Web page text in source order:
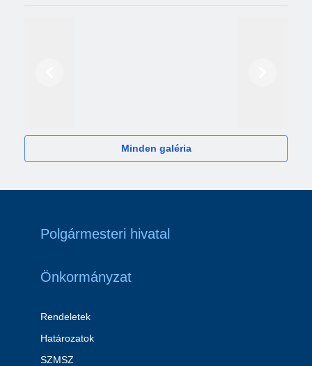
Minden galéria
Polgármesteri hivatal
Önkormányzat
Rendeletek
Határozatok
SZMSZ